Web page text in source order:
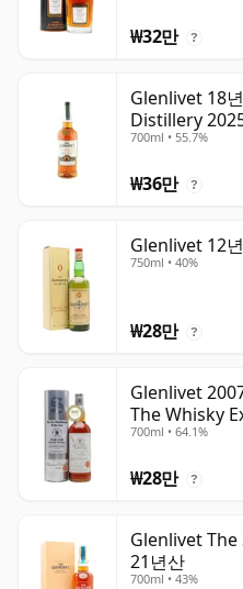
₩32만 ?
Glenlivet 18
Distillery
700ml • 55.7%
₩36만 ?
Glenlivet 12
750ml • 40%
₩28만 ?
Glenlivet
The Whisky
700ml • 64.1%
₩28만 ?
Glenlivet
21년산
700ml • 43%